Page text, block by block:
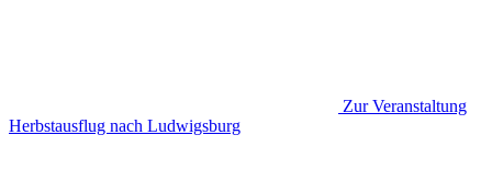
Zur Veranstaltung
Herbstausflug nach Ludwigsburg